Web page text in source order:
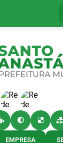
EMPRESA